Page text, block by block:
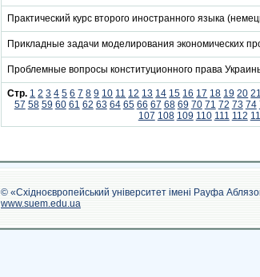
Практический курс второго иностранного языка
Прикладные задачи моделирования экономических
Проблемные вопросы конституционного права
Стр. 1 2 3 4 5 6 7 8 9 10 11 12 13 14 15 16 17 18 19 20 21
57 58 59 60 61 62 63 64 65 66 67 68 69 70 71 72 73 74
107 108 109 110 111 112
© «Східноєвропейський університет імені Рауфа
www.suem.edu.ua